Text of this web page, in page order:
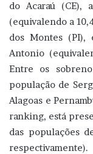
do Acaraú (CE),
(equivalendo a
dos Montes (PI),
Antonio
Entre os
população de
Alagoas e
ranking, está
das populações
respectivamente).